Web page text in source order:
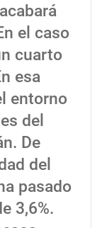
el caso
cuarto
esa
entorno
del
De
del
pasado
3,6%.